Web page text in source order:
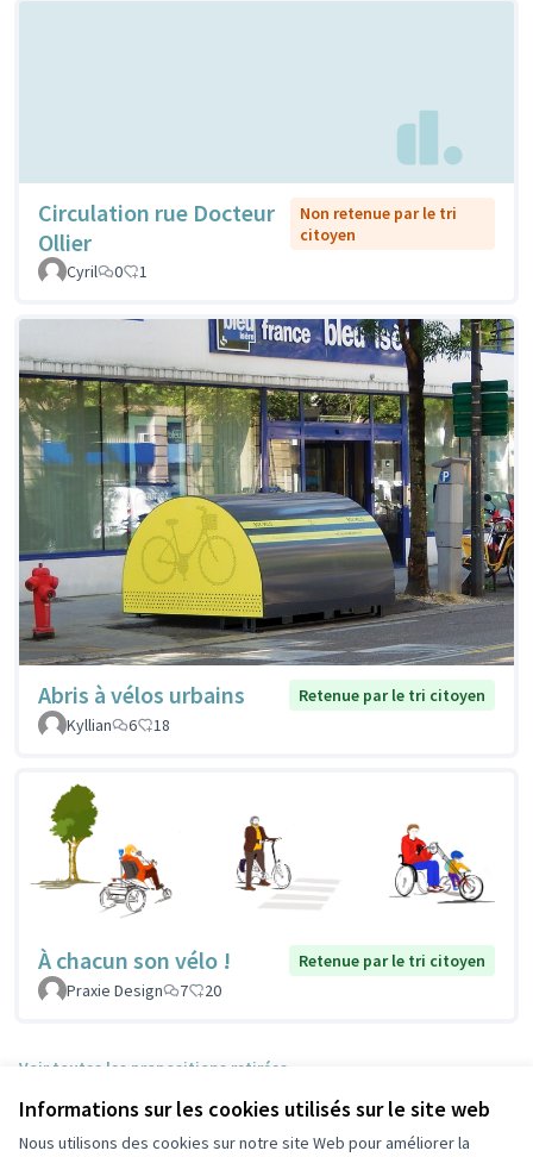
Informations sur les cookies utilisés sur le site web
Nous utilisons des cookies sur notre site Web pour améliorer la
Circulation rue Docteur
Ollier
Non retenue par le tri
citoyen
Cyril
0 1
Abris à vélos urbains
Retenue par le tri citoyen
Kyllian
6 18
À chacun son vélo !
Retenue par le tri citoyen
Praxie Design
7 20
Voir toutes les propositions retirées
Conditions d'utilisation